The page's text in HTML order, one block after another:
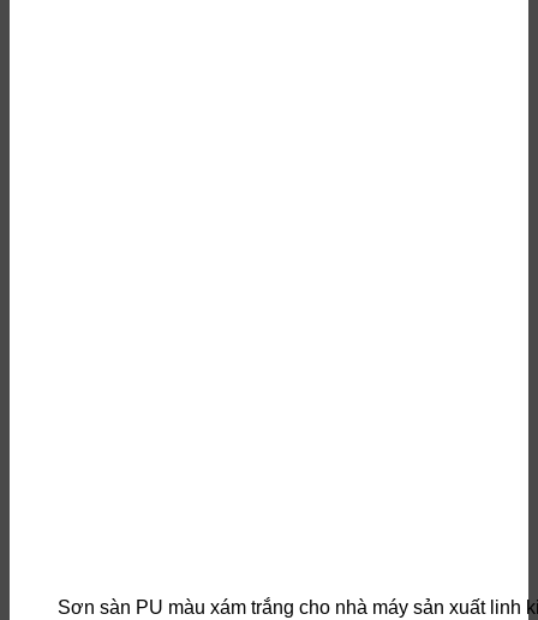
Sơn sàn PU màu xám trắng cho nhà máy sản xuất linh